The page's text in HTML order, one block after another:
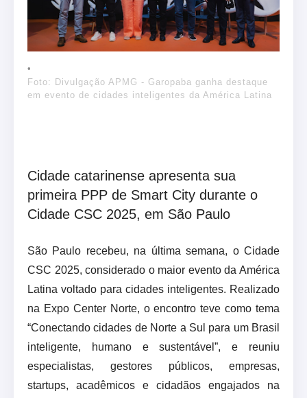
Foto: Divulgação APMG - Garopaba ganha destaque
em evento de cidades inteligentes da América Latina
Cidade catarinense apresenta sua
primeira PPP de Smart City durante o
Cidade CSC 2025, em São Paulo
São Paulo recebeu, na última semana, o Cidade
CSC 2025, considerado o maior evento da América
Latina voltado para cidades inteligentes. Realizado
na Expo Center Norte, o encontro teve como tema
“Conectando cidades de Norte a Sul para um Brasil
inteligente, humano e sustentável”, e reuniu
especialistas, gestores públicos, empresas,
startups, acadêmicos e cidadãos engajados na